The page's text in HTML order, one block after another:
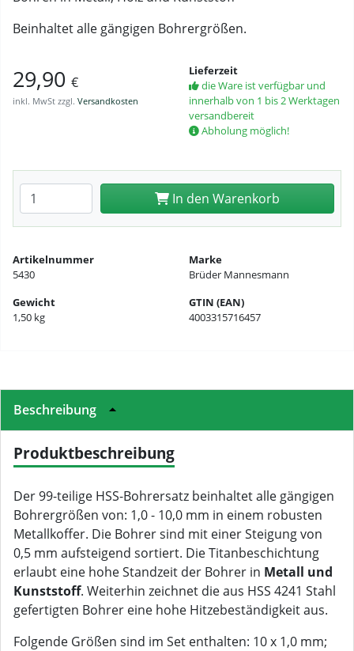
Beinhaltet alle gängigen Bohrergrößen.
29,90 €
inkl. MwSt zzgl. Versandkosten
Lieferzeit
die Ware ist verfügbar und
innerhalb von 1 bis 2 Werktagen
versandbereit
Abholung möglich!
Anzahl eingeben In den Warenkorb
Artikelnummer
5430
Marke
Brüder Mannesmann
Gewicht
1,50 kg
GTIN (EAN)
4003315716457
Beschreibung
Produktbeschreibung
Der 99-teilige HSS-Bohrersatz beinhaltet alle gängigen
Bohrergrößen von: 1,0 - 10,0 mm in einem robusten
Metallkoffer. Die Bohrer sind mit einer Steigung von
0,5 mm aufsteigend sortiert. Die Titanbeschichtung
erlaubt eine hohe Standzeit der Bohrer in Metall und
Kunststoff. Weiterhin zeichnet die aus HSS 4241 Stahl
gefertigten Bohrer eine hohe Hitzebeständigkeit aus.
Folgende Größen sind im Set enthalten: 10 x 1,0 mm;